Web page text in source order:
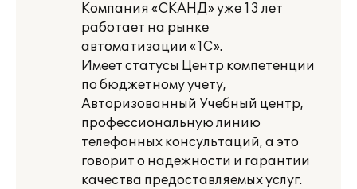
Компания «СКАНД» уже 13 лет
работает на рынке
автоматизации «1С».
Имеет статусы Центр компетенции
по бюджетному учету,
Авторизованный Учебный центр,
профессиональную линию
телефонных консультаций, а это
говорит о надежности и гарантии
качества предоставляемых услуг.